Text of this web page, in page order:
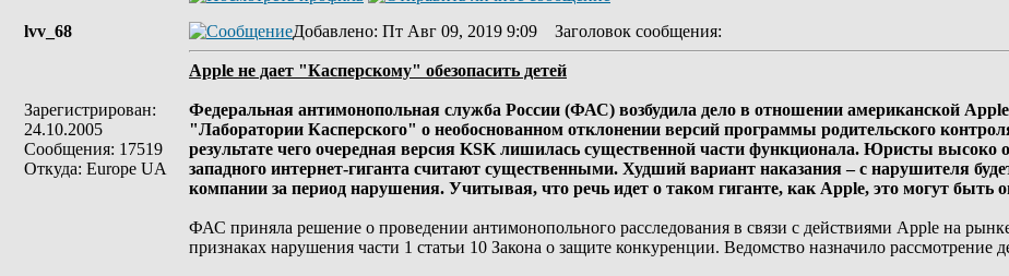
lvv_68
Зарегистрирован:
24.10.2005
Сообщения: 17519
Откуда: Europe UA
Добавлено: Пт Авг 09, 2019 9:09 Заголовок сообщения:
Apple не дает "Касперскому" обезопасить детей
Федеральная антимонопольная служба России (ФАС) возбудила дело в отношении американской
"Лаборатории Касперского" о необоснованном отклонении версий программы родительского
результате чего очередная версия KSK лишилась существенной части функционала. Юристы
западного интернет-гиганта считают существенными. Худший вариант наказания – с нарушителя
компании за период нарушения. Учитывая, что речь идет о таком гиганте, как Apple, это могут быть
ФАС приняла решение о проведении антимонопольного расследования в связи с действиями Apple на
признаках нарушения части 1 статьи 10 Закона о защите конкуренции. Ведомство назначило рассмотрение